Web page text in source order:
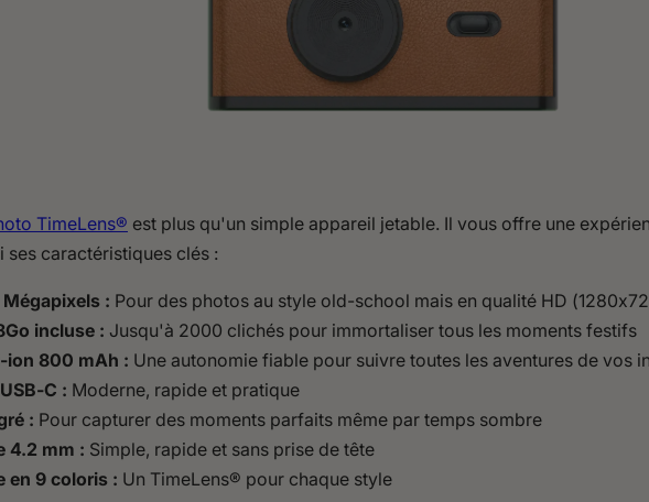
TimeLens® est plus qu'un simple appareil jetable. Il vous offre une
ses caractéristiques clés :
: Pour des photos au style old-school mais en qualité HD
incluse : Jusqu'à 2000 clichés pour immortaliser tous les moments festifs
ion 800 mAh : Une autonomie fiable pour suivre toutes les aventures de vos
C : Moderne, rapide et pratique
: Pour capturer des moments parfaits même par temps sombre
4.2 mm : Simple, rapide et sans prise de tête
en 9 coloris : Un TimeLens® pour chaque style